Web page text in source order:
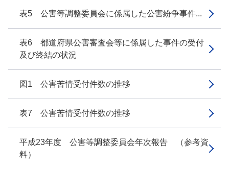
表5 公害等調整委員会に係属した公害紛争事件...
表6 都道府県公害審査会等に係属した事件の受付
及び終結の状況
図1 公害苦情受付件数の推移
表7 公害苦情受付件数の推移
平成23年度 公害等調整委員会年次報告 （参考資
料）